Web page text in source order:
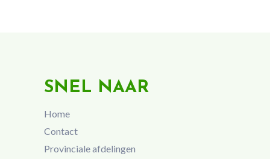
SNEL NAAR
Home
Contact
Provinciale afdelingen